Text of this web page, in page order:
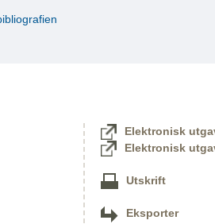
Elektronisk
Elektronisk
Utskrift
Eksporter